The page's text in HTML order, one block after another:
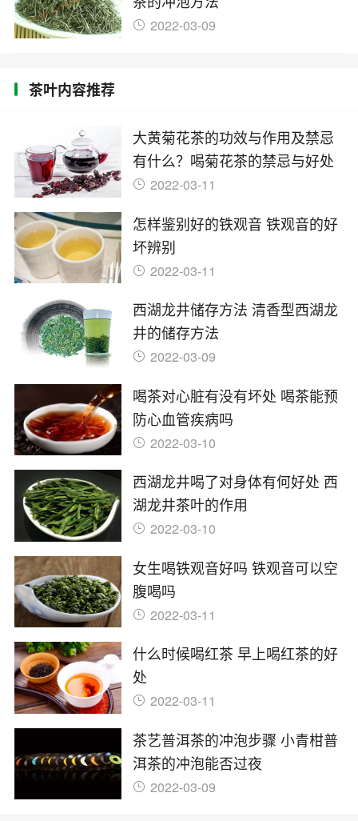
2022-03-09
茶叶内容推荐
大黄菊花茶的功效与作用及禁忌
有什么？喝菊花茶的禁忌与好处
2022-03-11
怎样鉴别好的铁观音 铁观音的好
坏辨别
2022-03-11
西湖龙井储存方法 清香型西湖龙
井的储存方法
2022-03-09
喝茶对心脏有没有坏处 喝茶能预
防心血管疾病吗
2022-03-10
西湖龙井喝了对身体有何好处 西
湖龙井茶叶的作用
2022-03-10
女生喝铁观音好吗 铁观音可以空
腹喝吗
2022-03-11
什么时候喝红茶 早上喝红茶的好
处
2022-03-11
茶艺普洱茶的冲泡步骤 小青柑普
洱茶的冲泡能否过夜
2022-03-09